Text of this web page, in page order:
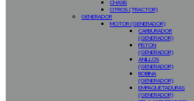
CHASIS
OTROS (TRACTOR)
GENERADOR
MOTOR (GENERADOR)
CARBURADOR
(GENERADOR)
PISTON
(GENERADOR)
ANILLOS
(GENERADOR)
BOBINA
(GENERADOR)
EMPAQUETADURAS
(GENERADOR)